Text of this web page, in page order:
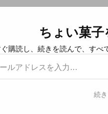
カビスケッ
トミカビス
ちょい菓
購読し、続きを読んで、すべ
続